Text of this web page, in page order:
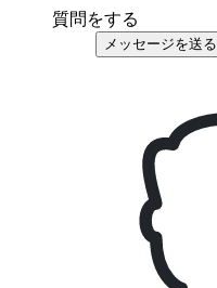
質問をする
メッセージを送る